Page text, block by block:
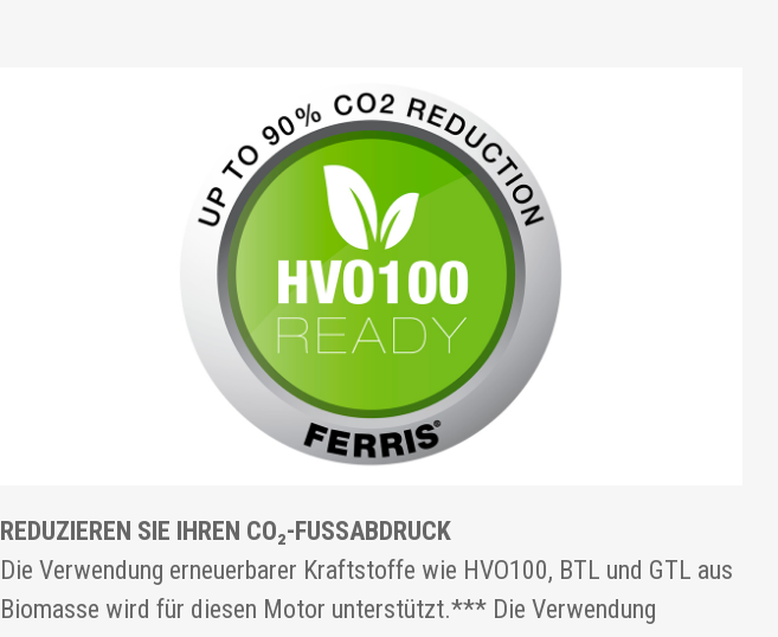
REDUZIEREN SIE IHREN CO₂-FUSSABDRUCK
Die Verwendung erneuerbarer Kraftstoffe wie HVO100, BTL und GTL aus
Biomasse wird für diesen Motor unterstützt.*** Die Verwendung